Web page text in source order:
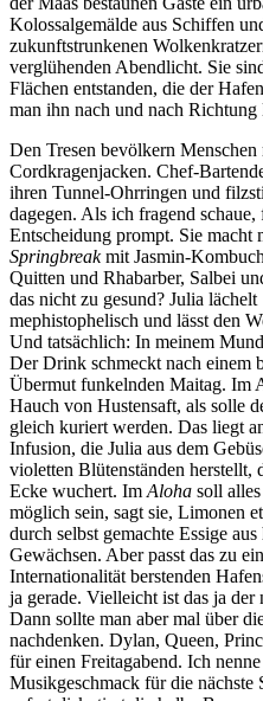
Kolossalgemälde aus Schiffen
zukunftstrunkenen
verglühenden Abendlicht. Sie
Flächen entstanden, die der
man ihn nach und nach Richtung
Den Tresen bevölkern Menschen
Cordkragenjacken. Chef-
ihren Tunnel-Ohrringen und
dagegen. Als ich fragend
Entscheidung prompt. Sie macht
Springbreakmit Jasmin-
Quitten und Rhabarber, Salbei
das nicht zu gesund? Julia lächelt
mephistophelisch und lässt den
Und tatsächlich: In meinem
Der Drink schmeckt nach einem
Übermut funkelnden Maitag. Im
Hauch von Hustensaft, als solle
gleich kuriert werden. Das liegt
Infusion, die Julia aus dem
violetten Blütenständen herstellt,
Ecke wuchert. Im Aloha soll
möglich sein, sagt sie, Limonen
durch selbst gemachte Essige aus
Gewächsen. Aber passt das zu
Internationalität berstenden
ja gerade. Vielleicht ist das ja der
Dann sollte man aber mal über
nachdenken. Dylan, Queen,
für einen Freitagabend. Ich
Musikgeschmack für die nächste